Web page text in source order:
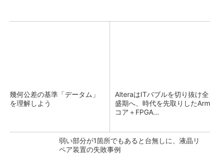
幾何公差の基準「データム」
を理解しよう
AlteraはITバブルを切り抜け全
盛期へ、時代を先取りしたArm
コア＋FPGA...
弱い部分が1箇所でもあると台無しに、液晶リ
ペア装置の失敗事例